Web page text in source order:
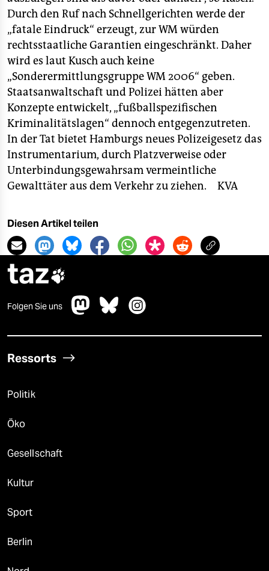
abo
genossenschaft
epaper login
Durch den Ruf nach Schnellgerichten werde der
„fatale Eindruck“ erzeugt, zur WM würden
rechtsstaatliche Garantien eingeschränkt. Daher
wird es laut Kusch auch keine
„Sonderermittlungsgruppe WM 2006“ geben.
Staatsanwaltschaft und Polizei hätten aber
Konzepte entwickelt, „fußballspezifischen
Kriminalitätslagen“ dennoch entgegenzutreten.
In der Tat bietet Hamburgs neues Polizeigesetz das
Instrumentarium, durch Platzverweise oder
Unterbindungsgewahrsam vermeintliche
Gewalttäter aus dem Verkehr zu ziehen. KVA
Diesen Artikel teilen
taz
Folgen Sie uns
Ressorts
Politik
Öko
Gesellschaft
Kultur
Sport
Berlin